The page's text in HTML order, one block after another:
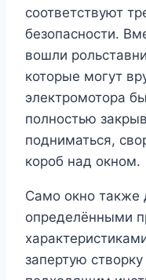
соответствуют
безопасности.
вошли
которые могут
электромотора
полностью
подниматься,
короб над окном.
Само окно также
определёнными
запертую